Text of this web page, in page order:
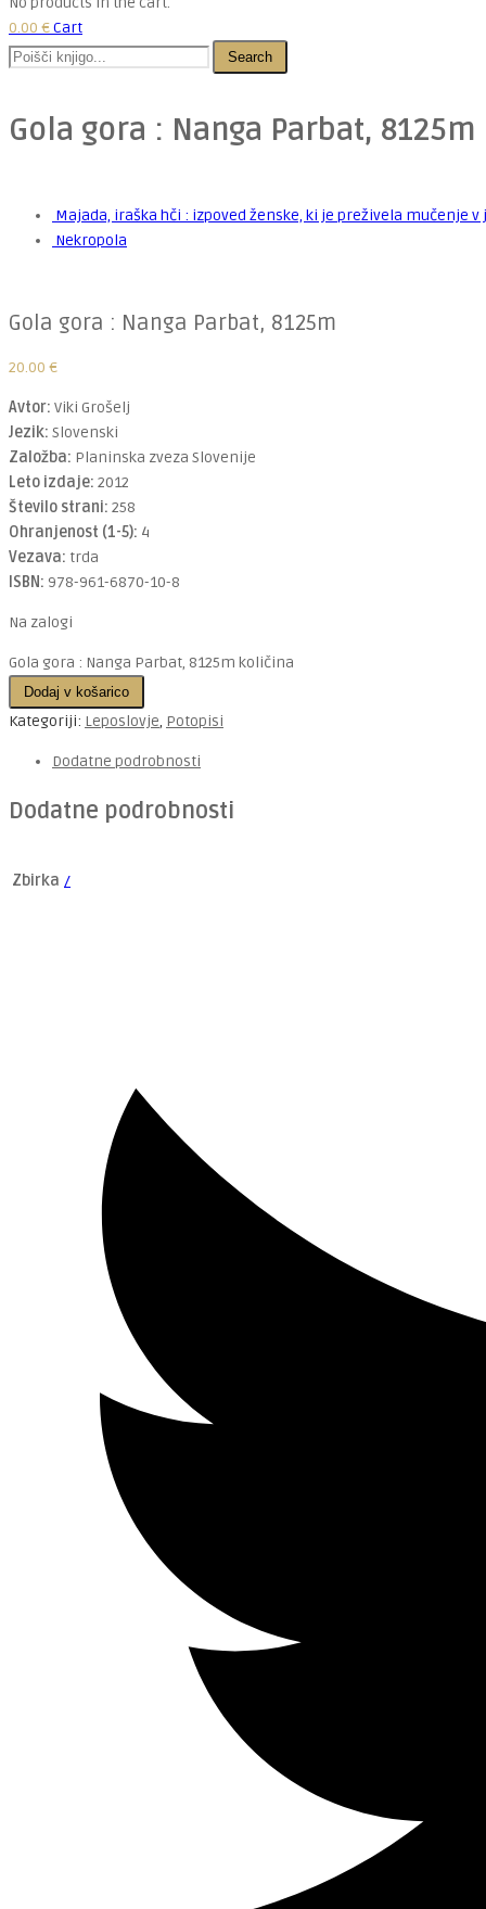
0.00 €Cart
Search
Gola gora : Nanga Parbat, 8125m
Majada, iraška hči : izpoved ženske, ki je preživela mučenje v
Nekropola
Gola gora : Nanga Parbat, 8125m
20.00 €
Avtor: Viki Grošelj
Jezik: Slovenski
Založba: Planinska zveza Slovenije
Leto izdaje: 2012
Število strani: 258
Ohranjenost (1-5): 4
Vezava: trda
ISBN: 978-961-6870-10-8
Na zalogi
Gola gora : Nanga Parbat, 8125m količina
Dodaj v košarico
Kategoriji: Leposlovje, Potopisi
Dodatne podrobnosti
Dodatne podrobnosti
Zbirka /